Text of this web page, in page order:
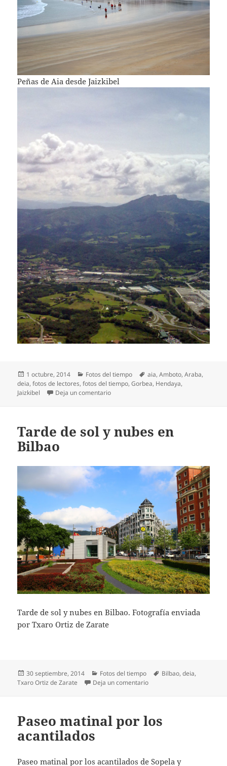
Peñas de Aia desde Jaizkibel
Publicado
el
1 octubre, 2014 Categorías
Fotos del tiempo Etiquetas
aia,Amboto,Araba,
deia,fotos de lectores,fotos del tiempo,Gorbea, Hendaya,
Jaizkibel
Deja un comentarioen Visiones diferentes de Euskadi
Tarde de sol y nubes en
Bilbao
Tarde de sol y nubes en Bilbao. Fotografía enviada
por Txaro Ortiz de Zarate
Publicado
el
30 septiembre, 2014 Categorías
Fotos del tiempo Etiquetas
Bilbao,deia,
Txaro Ortiz de Zarate
Deja un comentarioen Tarde de sol y nubes en
Paseo matinal por los
acantilados
Paseo matinal por los acantilados de Sopela y